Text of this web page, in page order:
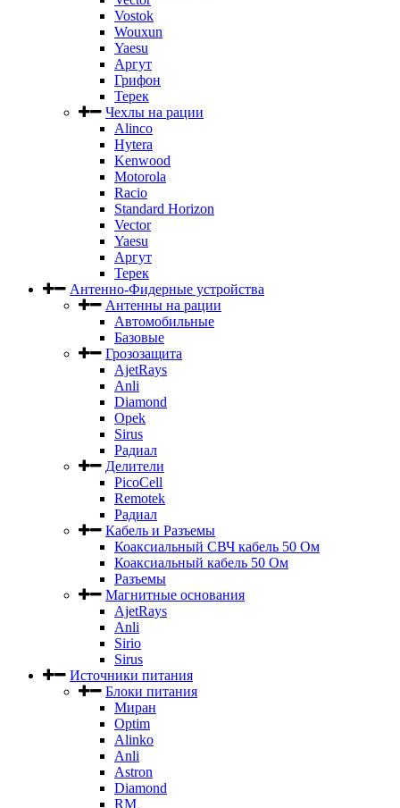
Vostok
Wouxun
Yaesu
Аргут
Грифон
Терек
Чехлы на рации
Alinco
Hytera
Kenwood
Motorola
Racio
Standard Horizon
Vector
Yaesu
Аргут
Терек
Антенно-Фидерные устройства
Антенны на рации
Автомобильные
Базовые
Грозозащита
AjetRays
Anli
Diamond
Opek
Sirus
Радиал
Делители
PicoCell
Remotek
Радиал
Кабель и Разъемы
Коаксиальный СВЧ кабель 50 Ом
Коаксиальный кабель 50 Ом
Разъемы
Магнитные основания
AjetRays
Anli
Sirio
Sirus
Источники питания
Блоки питания
Миран
Optim
Alinko
Anli
Astron
Diamond
RM